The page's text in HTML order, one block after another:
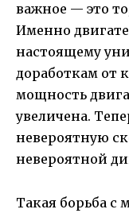
важное — это
Именно
настоящему
доработкам от
мощность
увеличена.
невероятную
невероятной
Такая борьба с